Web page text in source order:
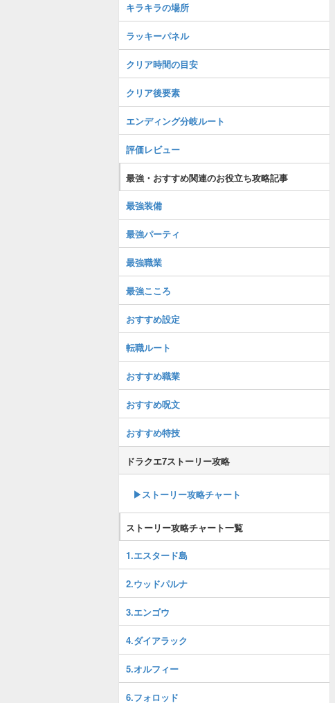
キラキラの場所
ラッキーパネル
クリア時間の目安
クリア後要素
エンディング分岐ルート
評価レビュー
最強・おすすめ関連のお役立ち攻略記事
最強装備
最強パーティ
最強職業
最強こころ
おすすめ設定
転職ルート
おすすめ職業
おすすめ呪文
おすすめ特技
ドラクエ7ストーリー攻略
▶ストーリー攻略チャート
ストーリー攻略チャート一覧
1.エスタード島
2.ウッドパルナ
3.エンゴウ
4.ダイアラック
5.オルフィー
6.フォロッド